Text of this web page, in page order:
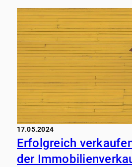
Ratgeber eine Orientierung
ehrlich und mit dem Wissen
das Wichtigste vorweg: Du
allein gehen. Ich habe ein
Finanzierungspartnern,
Energieberatern und natürlich
Rücken. Wenn Du
für Euch da.
17.05.2024
Erfolgreich
der